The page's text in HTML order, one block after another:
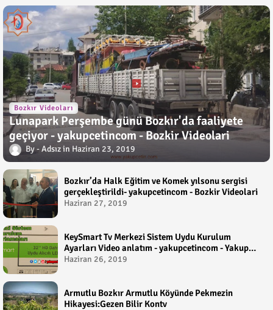
Bozkır Videoları
Lunapark Perşembe günü Bozkır'da faaliyete
geçiyor - yakupcetincom - Bozkir Videolari
Adsız Haziran 23, 2019
Bozkır’da Halk Eğitim ve Komek yılsonu sergisi
gerçekleştirildi- yakupcetincom - Bozkir Videolari
Haziran 27, 2019
KeySmart Tv Merkezi Sistem Uydu Kurulum
Ayarları Video anlatım - yakupcetincom - Yakup
Çetin
Haziran 26, 2019
Armutlu Bozkır Armutlu Köyünde Pekmezin
Hikayesi:Gezen Bilir Kontv